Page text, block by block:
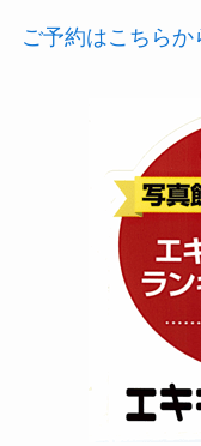
ご予約はこちらか